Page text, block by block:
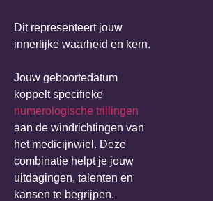
Dit representeert jouw
innerlijke waarheid en kern.
Jouw geboortedatum
koppelt specifieke
numerologische trillingen
aan de windrichtingen van
het medicijnwiel. Deze
combinatie helpt je jouw
uitdagingen, talenten en
kansen te begrijpen.